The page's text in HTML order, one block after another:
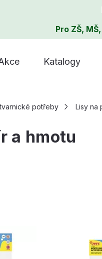
Pro ZŠ,
Katalogy
potřeby Lisy na
a hmotu